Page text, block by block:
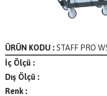
ÜRÜN KODU : STAFF PRO
İç Ölçü :
Dış Ölçü :
Renk :